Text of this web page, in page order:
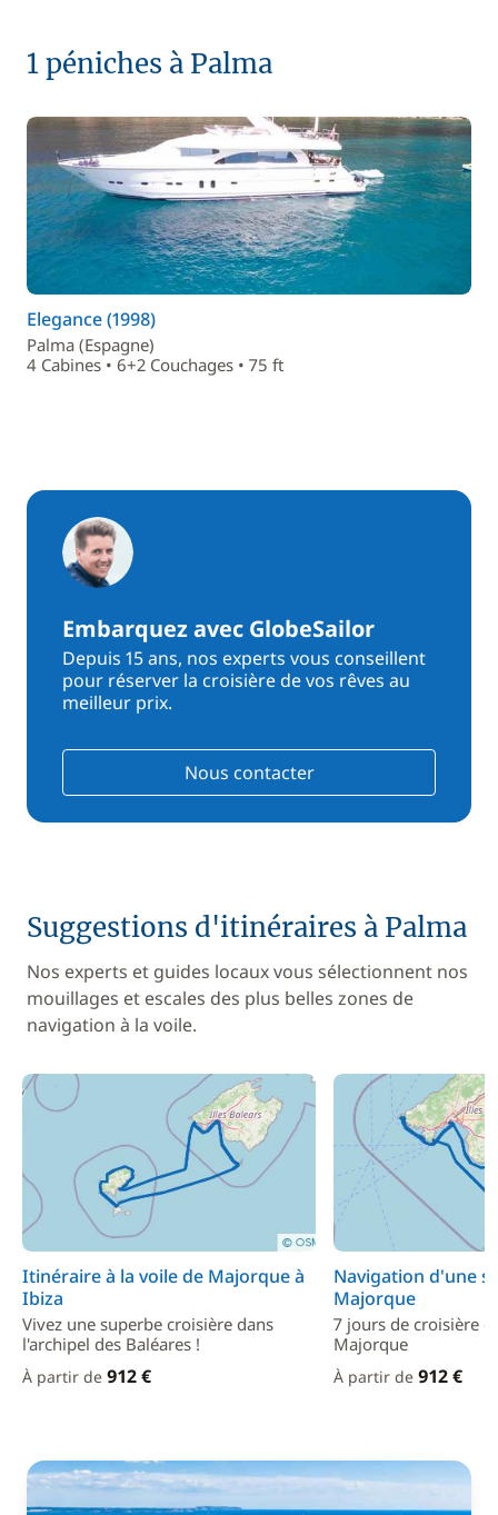
1 péniches à Palma
Elegance (1998)
Palma (Espagne)
4 Cabines • 6+2 Couchages • 75 ft
Embarquez avec GlobeSailor
Depuis 15 ans, nos experts vous conseillent
pour réserver la croisière de vos rêves au
meilleur prix.
Nous contacter
Suggestions d'itinéraires à Palma
Nos experts et guides locaux vous sélectionnent nos
mouillages et escales des plus belles zones de
navigation à la voile.
Itinéraire à la voile de Majorque à
Ibiza
Vivez une superbe croisière dans
l'archipel des Baléares !
À partir de 912 €
Navigation d'une
Majorque
7 jours de croisière
Majorque
À partir de 912 €